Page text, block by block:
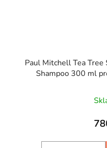
Paul Mitchell Tea
Shampoo 300 ml